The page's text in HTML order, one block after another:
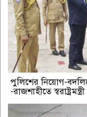
পুলিশের নিয়োগ-
-রাজশাহীতে স্বরাষ্ট্রমন্ত্রী